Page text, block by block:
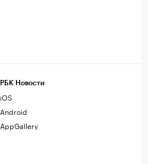
РБК Новости
iOS
Android
AppGallery